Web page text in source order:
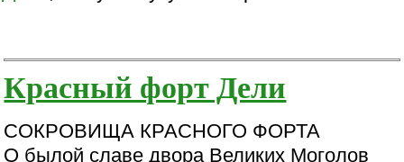
Красный форт Дели
СОКРОВИЩА КРАСНОГО ФОРТА
О былой славе двора Великих Моголов